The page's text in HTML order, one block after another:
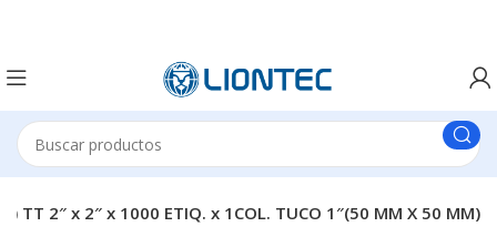
TT 2″ x 2″ x 1000 ETIQ. x 1COL. TUCO 1″(50 MM X 50 MM)